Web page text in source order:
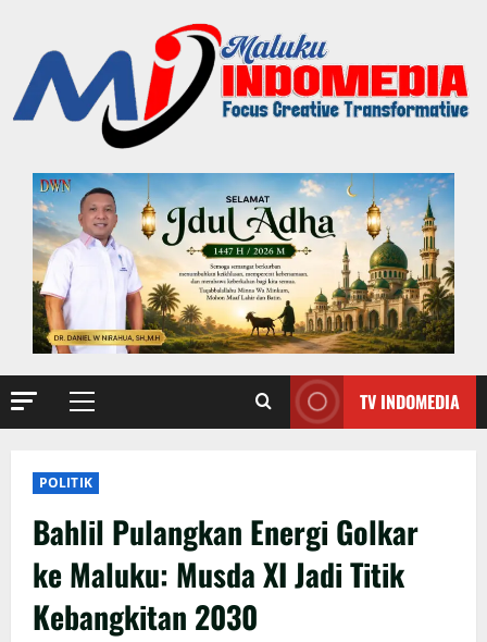
TV INDOMEDIA
POLITIK
Bahlil Pulangkan Energi Golkar
ke Maluku: Musda XI Jadi Titik
Kebangkitan 2030